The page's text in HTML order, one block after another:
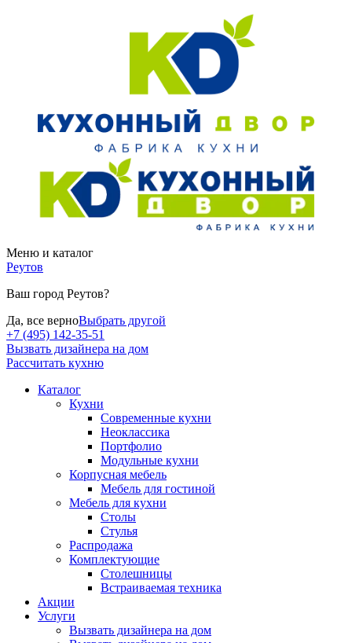
Меню и каталог
Реутов
Ваш город Реутов?
Да, все верноВыбрать другой
+7 (495) 142-35-51
Вызвать дизайнера на дом
Рассчитать кухню
Каталог
Кухни
Современные кухни
Неоклассика
Портфолио
Модульные кухни
Корпусная мебель
Мебель для гостиной
Мебель для кухни
Столы
Стулья
Распродажа
Комплектующие
Столешницы
Встраиваемая техника
Акции
Услуги
Вызвать дизайнера на дом